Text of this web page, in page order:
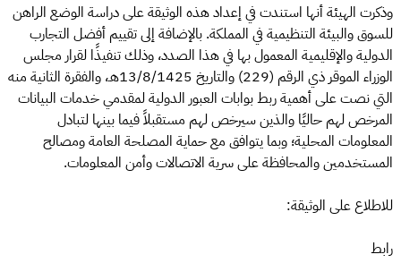
وذكرت الهيئة أنها استندت في إعداد هذه الوثيقة على دراسة الوضع الراهن
للسوق والبيئة التنظيمية في المملكة. بالإضافة إلى تقييم أفضل التجارب
الدولية والإقليمية المعمول بها في هذا الصدد، وذلك تنفيذًا لقرار مجلس
الوزراء الموقر ذي الرقم (229) والتاريخ 13/8/1425هـ، والفقرة الثانية منه
التي نصت على أهمية ربط بوابات العبور الدولية لمقدمي خدمات البيانات
المرخص لهم حاليًا والذين سيرخص لهم مستقبلاً فيما بينها لتبادل
المعلومات المحلية؛ وبما يتوافق مع حماية المصلحة العامة ومصالح
المستخدمين والمحافظة على سرية الاتصالات وأمن المعلومات.
للاطلاع على الوثيقة:
رابط